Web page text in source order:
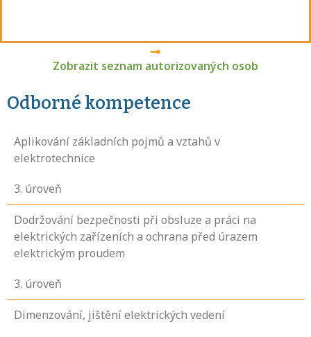
Zobrazit seznam autorizovaných osob
Odborné kompetence
Aplikování základních pojmů a vztahů v
elektrotechnice
3. úroveň
Dodržování bezpečnosti při obsluze a práci na
elektrických zařízeních a ochrana před úrazem
elektrickým proudem
3. úroveň
Dimenzování, jištění elektrických vedení